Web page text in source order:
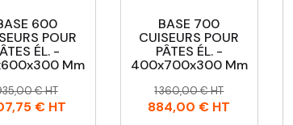
600
POUR
ÉL. -
Mm
€ HT
€HT
BASE 700
CUISEURS POUR
PÂTES ÉL. -
400x700x300 Mm
Prix
Prix
habituel
1 360,00 € HT
884,00 € HT